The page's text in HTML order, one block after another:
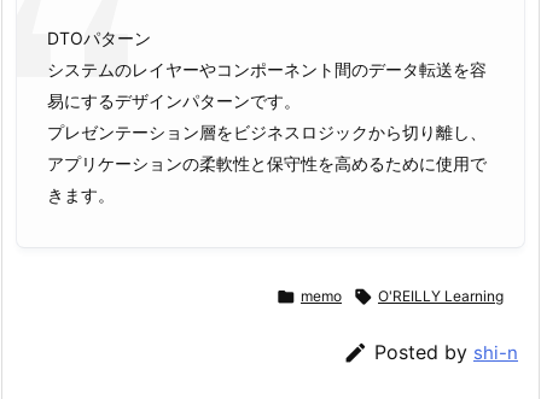
DTOパターン
システムのレイヤーやコンポーネント間のデータ転送を容
易にするデザインパターンです。
プレゼンテーション層をビジネスロジックから切り離し、
アプリケーションの柔軟性と保守性を高めるために使用で
きます。
 memo  O'REILLY Learning
 Posted by shi-n